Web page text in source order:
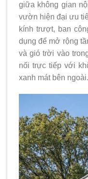
giữa không gian
vườn hiện đại ưu
kính trượt, ban
dụng để mở rộng
và gió trời vào
nối trực tiếp với
xanh mát bên ngoài.